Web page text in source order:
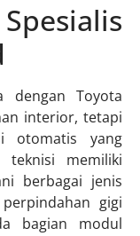
dengan Toyota
interior, tetapi
otomatis yang
teknisi memiliki
berbagai jenis
gigi
bagian modul